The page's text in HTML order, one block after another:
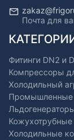
Почта для
Фитинги DN2 и
Компрессоры
Холодильный
Промышленные
Кожухотрубные
Холодильные